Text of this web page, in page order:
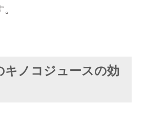
キノコジュースの効